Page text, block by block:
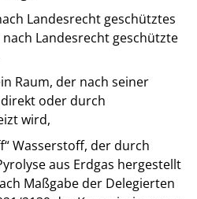
Landesrecht geschütztes
Landesrecht geschützte
Raum, der nach seiner
oder durch
wird,
Wasserstoff, der durch
aus Erdgas hergestellt
Maßgabe der Delegierten